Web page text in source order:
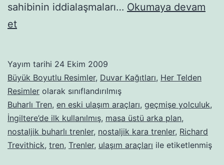
sahibinin iddialaşmaları… Okumaya devam
etBuharlı-
20
Yayım tarihi 24 Ekim 2009
Büyük Boyutlu Resimler, Duvar Kağıtları, Her Telden
Resimler olarak sınıflandırılmış
Buharlı Tren, en eski ulaşım araçları, geçmişe yolculuk,
İngiltere’de ilk kullanılmış, masa üstü arka plan,
nostaljik buharlı trenler, nostaljik kara trenler, Richard
Trevithick, tren, Trenler, ulaşım araçları ile etiketlenmiş